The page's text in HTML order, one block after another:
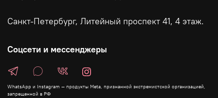
Санкт-Петербург, Литейный проспект 41, 4 этаж.
Соцсети и мессенджеры
WhatsApp и Instagram — продукты Meta, признанной экстремистской организацией,
запрещенной в РФ